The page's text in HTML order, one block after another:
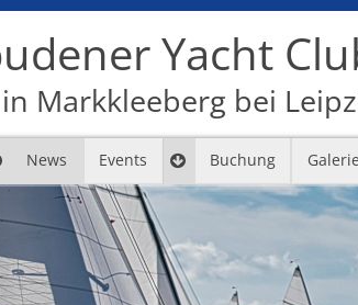
Yacht
Markkleeberg bei
News Events Buchung Galerie